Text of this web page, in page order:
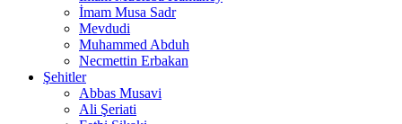
İmam Musa Sadr
Mevdudi
Muhammed Abduh
Necmettin Erbakan
Şehitler
Abbas Musavi
Ali Şeriati